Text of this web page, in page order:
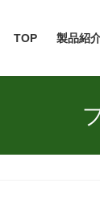
TOP 製品紹